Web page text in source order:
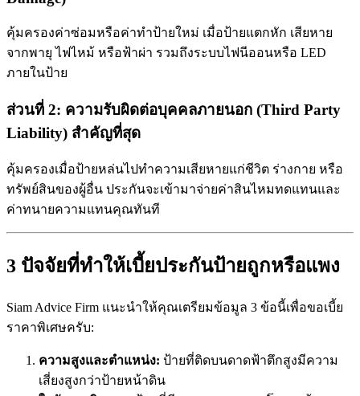
คุ้มครองค่าซ่อมหรือค่าทำป้ายใหม่ เมื่อป้ายแตกหัก เสียหาย
จากพายุ ไฟไหม้ หรือฟ้าผ่า รวมถึงระบบไฟนีออนหรือ LED
ภายในป้าย
ส่วนที่ 2: ความรับผิดต่อบุคคลภายนอก (Third Party
Liability) สำคัญที่สุด
คุ้มครองเมื่อป้ายหล่นไปทำความเสียหายแก่ชีวิต ร่างกาย หรือ
ทรัพย์สินของผู้อื่น ประกันจะเข้ามาจ่ายค่าสินไหมทดแทนและ
ค่าทนายความแทนคุณทันที
3 ปัจจัยที่ทำให้เบี้ยประกันป้ายถูกหรือแพง
Siam Advice Firm แนะนำให้คุณเตรียมข้อมูล 3 ข้อนี้เพื่อขอเบี้ย
ราคาพิเศษครับ:
ความสูงและตำแหน่ง: ป้ายที่ติดบนดาดฟ้าตึกสูงมีความ
เสี่ยงสูงกว่าป้ายหน้าดิน